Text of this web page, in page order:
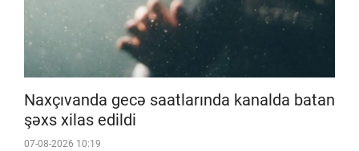
Naxçıvanda gecə saatlarında kanalda batan
şəxs xilas edildi
07-08-2026 10:19